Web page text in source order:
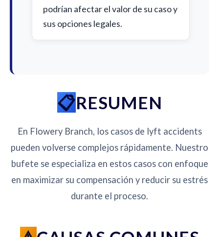
podrían afectar el valor de su caso y
sus opciones legales.
RESUMEN
En Flowery Branch, los casos de lyft accidents
pueden volverse complejos rápidamente. Nuestro
bufete se especializa en estos casos con enfoque
en maximizar su compensación y reducir su estrés
durante el proceso.